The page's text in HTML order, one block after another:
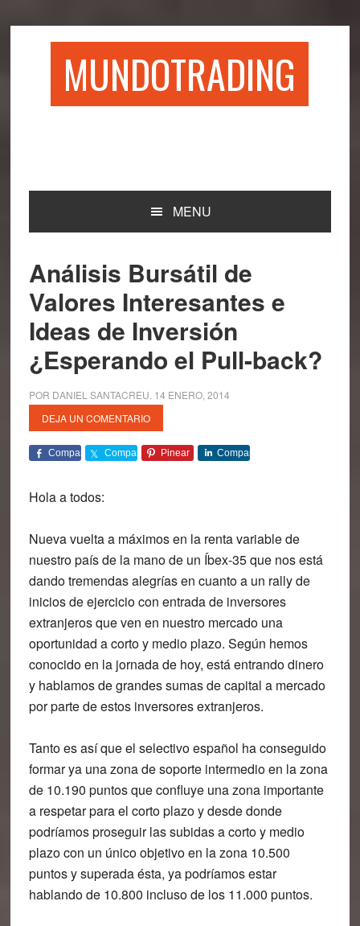
MUNDOTRADING
MENU
Análisis Bursátil de
Valores Interesantes e
Ideas de Inversión
¿Esperando el Pull-back?
POR DANIEL SANTACREU 14 ENERO, 2014
DEJA UN COMENTARIO
Comparte Comparte Pinear Comparte
Hola a todos:
Nueva vuelta a máximos en la renta variable de
nuestro país de la mano de un Íbex-35 que nos está
dando tremendas alegrías en cuanto a un rally de
inicios de ejercicio con entrada de inversores
extranjeros que ven en nuestro mercado una
oportunidad a corto y medio plazo. Según hemos
conocido en la jornada de hoy, está entrando dinero
y hablamos de grandes sumas de capital a mercado
por parte de estos inversores extranjeros.
Tanto es así queel selectivo español ha conseguido
formar ya una zona de soporte intermedio en la zona
de 10.190 puntos que confluye una zona importante
a respetar para el corto plazoy desde donde
podríamos proseguir las subidas a corto y medio
plazo con un único objetivo en la zona 10.500
puntos y superada ésta, ya podríamos estar
hablando de 10.800 incluso de los 11.000 puntos.